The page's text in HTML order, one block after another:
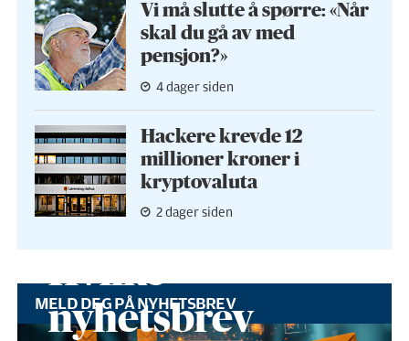
Vi må slutte å spørre: «Når
skal du gå av med
pensjon?»
4 dager siden
Hackere krevde 12
millioner kroner i
kryptovaluta
2 dager siden
MELD DEG PÅ NYHETSBREV
Hvilke
nyhetsbrev